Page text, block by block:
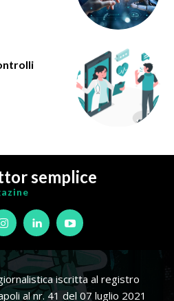
semplice
iscritta al registro
al nr. 41 del 07 luglio 2021